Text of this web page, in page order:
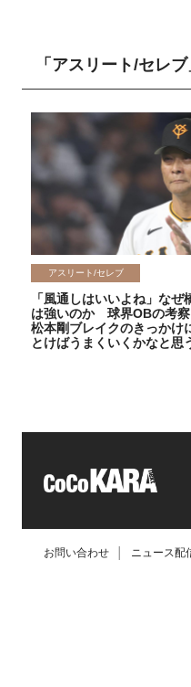
「アスリート/セレ
アスリート/セレブ
「風通しはいいよね」な
は強いのか 球界OBの考
松本剛ブレイクのきっかけ
とけばうまくいくかなと思
お問い合わせ ニュース配